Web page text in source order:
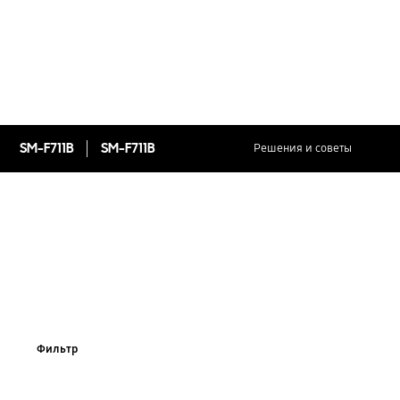
SM-F711B SM-F711B Решения и советы
Фильтр